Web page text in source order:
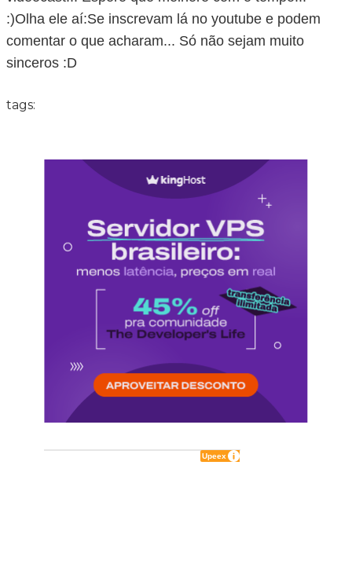
:)Olha ele aí:Se inscrevam lá no youtube e podem
comentar o que acharam... Só não sejam muito
sinceros :D
tags: